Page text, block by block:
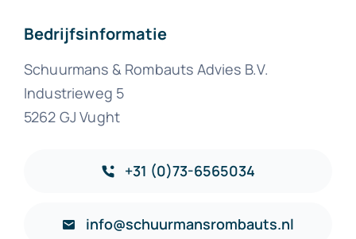
Bedrijfsinformatie
Schuurmans & Rombauts Advies B.V.
Industrieweg 5
5262 GJ Vught
+31 (0)73-6565034
info@schuurmansrombauts.nl